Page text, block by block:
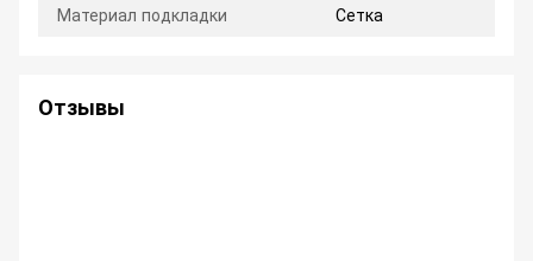
Материал подкладки
Сетка
Отзывы